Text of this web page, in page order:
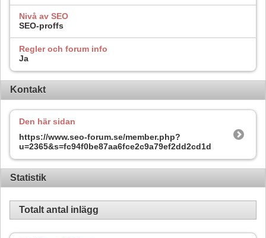
Nivå av SEO
SEO-proffs
Regler och forum info
Ja
Kontakt
Den här sidan
https://www.seo-forum.se/member.php?
u=2365&s=fc94f0be87aa6fce2c9a79ef2dd2cd1d
Statistik
Totalt antal inlägg